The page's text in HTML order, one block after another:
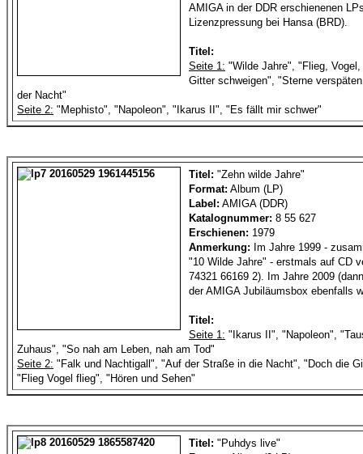
AMIGA in der DDR erschienenen
Lizenzpressung bei Hansa (BRD).
Titel:
Seite 1: "Wilde Jahre", "Flieg,
Gitter schweigen", "Sterne
der Nacht"
Seite 2: "Mephisto", "Napoleon", "Ikarus II", "Es fällt mir schwer"
Titel: "Zehn wilde Jahre"
Format: Album (LP)
Label: AMIGA (DDR)
Katalognummer: 8 55 627
Erschienen: 1979
Anmerkung: Im Jahre 1999 -
"10 Wilde Jahre" - erstmals auf CD
74321 66169 2). Im Jahre 2009
der AMIGA Jubiläumsbox ebenfalls
Titel:
Seite 1: "Ikarus II", "Napoleon",
Zuhaus", "So nah am Leben, nah am Tod"
Seite 2: "Falk und Nachtigall", "Auf der Straße in die Nacht", "Doch die
"Flieg Vogel flieg", "Hören und Sehen"
Titel: "Puhdys live"